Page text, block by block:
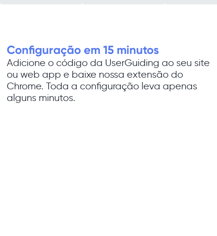
Configuração em 15 minutos
Adicione o código da UserGuiding ao seu site
ou web app e baixe nossa extensão do
Chrome. Toda a configuração leva apenas
alguns minutos.